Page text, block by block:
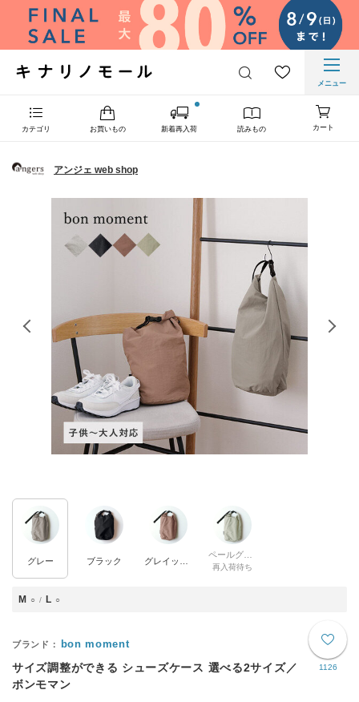
メニュー
カテゴリ お買いもの 新着再入荷 読みもの カート
アンジェ web shop
グレー ブラック
再入荷待ち
M ○ L ○
1126
bon moment
サイズ調整ができる シューズケース 選べる2サイズ／
ボンモマン